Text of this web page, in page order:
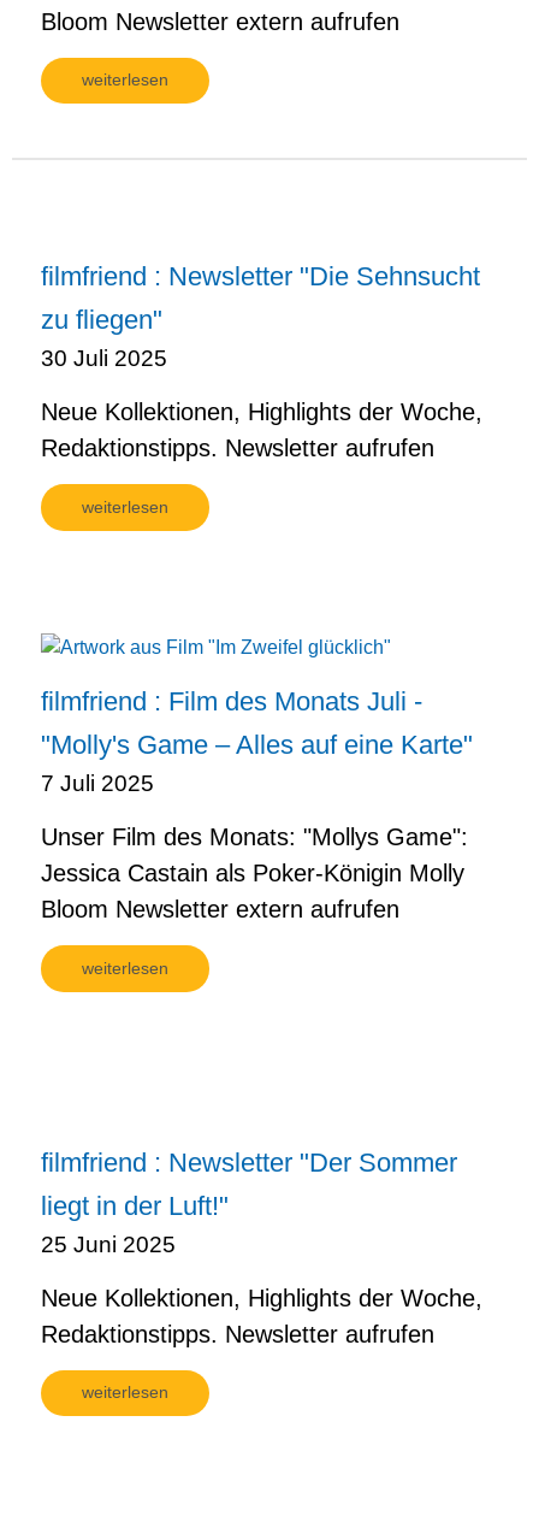
Bloom Newsletter extern aufrufen
weiterlesen
filmfriend : Newsletter "Die Sehnsucht
zu fliegen"
30 Juli 2025
Neue Kollektionen, Highlights der Woche,
Redaktionstipps. Newsletter aufrufen
weiterlesen
filmfriend : Film des Monats Juli -
"Molly's Game – Alles auf eine Karte"
7 Juli 2025
Unser Film des Monats: "Mollys Game":
Jessica Castain als Poker-Königin Molly
Bloom Newsletter extern aufrufen
weiterlesen
filmfriend : Newsletter "Der Sommer
liegt in der Luft!"
25 Juni 2025
Neue Kollektionen, Highlights der Woche,
Redaktionstipps. Newsletter aufrufen
weiterlesen